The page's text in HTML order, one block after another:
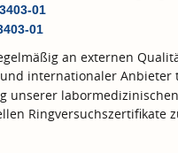
01
01
an externen
internationaler Anbieter
unserer
Ringversuchszertifikate